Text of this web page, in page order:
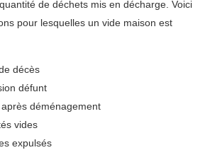
de déchets mis en décharge. Voici
pour lesquelles un vide maison est
décès
défunt
déménagement
vides
expulsés